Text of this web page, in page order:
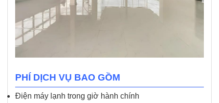
PHÍ DỊCH VỤ BAO GỒM
Điện máy lạnh trong giờ hành chính